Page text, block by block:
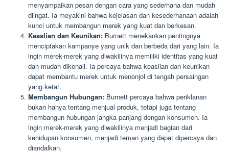
menyampaikan pesan dengan cara yang sederhana dan mudah
diingat. Ia meyakini bahwa kejelasan dan kesederhanaan adalah
kunci untuk membangun merek yang kuat dan berkesan.
Keaslian dan Keunikan: Burnett menekankan pentingnya
menciptakan kampanye yang unik dan berbeda dari yang lain. Ia
ingin merek-merek yang diwakilinya memiliki identitas yang kuat
dan mudah dikenali. Ia percaya bahwa keaslian dan keunikan
dapat membantu merek untuk menonjol di tengah persaingan
yang ketat.
Membangun Hubungan: Burnett percaya bahwa periklanan
bukan hanya tentang menjual produk, tetapi juga tentang
membangun hubungan jangka panjang dengan konsumen. Ia
ingin merek-merek yang diwakilinya menjadi bagian dari
kehidupan konsumen, menjadi teman yang dapat dipercaya dan
diandalkan.